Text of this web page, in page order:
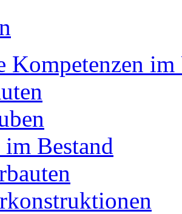
Kompetenzen
im Bestand